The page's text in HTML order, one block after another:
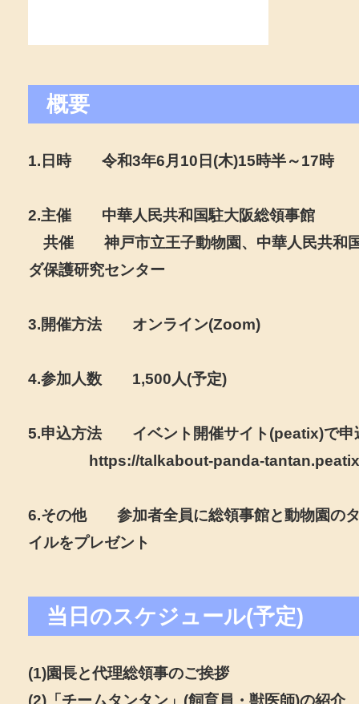
概要
1.日時 令和3年6月10日(木)15時半～17時
2.主催 中華人民共和国駐大阪総領事館
共催 神戸市立王子動物園、中華人民共和
ダ保護研究センター
3.開催方法 オンライン(Zoom)
4.参加人数 1,500人(予定)
5.申込方法 イベント開催サイト(peatix)で申
https://talkabout-panda-
6.その他 参加者全員に総領事館と動物園のタ
イルをプレゼント
当日のスケジュール(予定)
(1)園長と代理総領事のご挨拶
(2)「チームタンタン」(飼育員・獣医師)の紹介